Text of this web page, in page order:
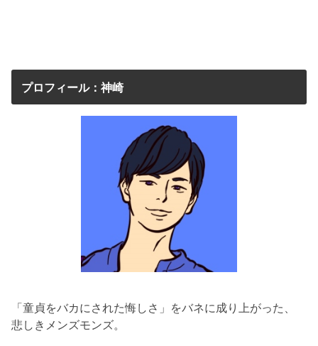
プロフィール：神崎
「童貞をバカにされた悔しさ」をバネに成り上がった、
悲しきメンズモンズ。